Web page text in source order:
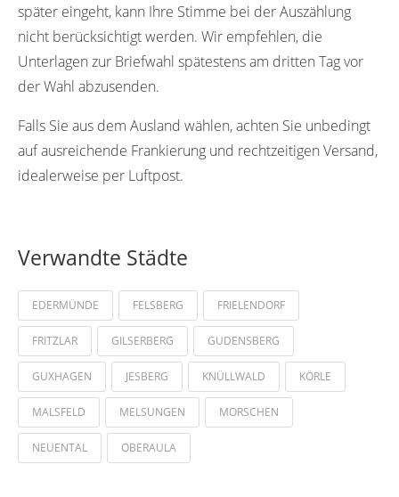
später eingeht, kann Ihre Stimme bei der Auszählung
nicht berücksichtigt werden. Wir empfehlen, die
Unterlagen zur Briefwahl spätestens am dritten Tag vor
der Wahl abzusenden.
Falls Sie aus dem Ausland wählen, achten Sie unbedingt
auf ausreichende Frankierung und rechtzeitigen Versand,
idealerweise per Luftpost.
Verwandte Städte
EDERMÜNDE FELSBERG FRIELENDORF
FRITZLAR GILSERBERG GUDENSBERG
GUXHAGEN JESBERG KNÜLLWALD KÖRLE
MALSFELD MELSUNGEN MORSCHEN
NEUENTAL OBERAULA